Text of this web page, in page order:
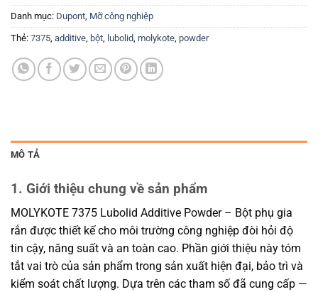
Danh mục: Dupont Mỡ công nghiệp
Thẻ: 7375 additive bột lubolid molykote powder
MÔ TẢ
1. Giới thiệu chung về sản phẩm
MOLYKOTE 7375 Lubolid Additive Powder – Bột phụ gia
rắn được thiết kế cho môi trường công nghiệp đòi hỏi độ
tin cậy, năng suất và an toàn cao. Phần giới thiệu này tóm
tắt vai trò của sản phẩm trong sản xuất hiện đại, bảo trì và
kiểm soát chất lượng. Dựa trên các tham số đã cung cấp —